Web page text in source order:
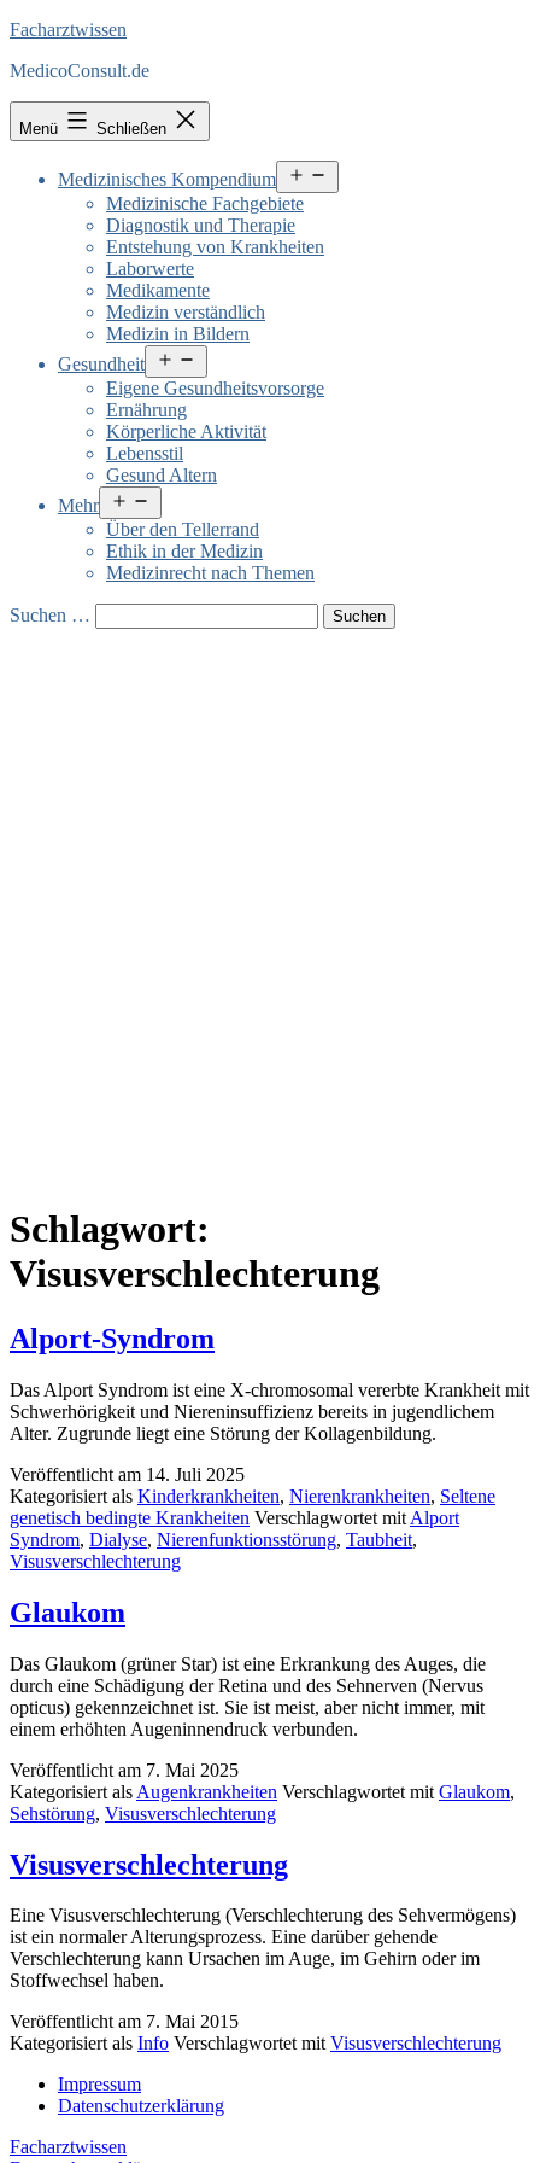
Facharztwissen
MedicoConsult.de
Menü Schließen
Medizinisches Kompendium
öffnen
Medizinische Fachgebiete
Diagnostik und Therapie
Entstehung von Krankheiten
Laborwerte
Medikamente
Medizin verständlich
Medizin in Bildern
Gesundheit
öffnen
Eigene Gesundheitsvorsorge
Ernährung
Körperliche Aktivität
Lebensstil
Gesund Altern
Mehr
öffnen
Über den Tellerrand
Ethik in der Medizin
Medizinrecht nach Themen
Suchen …
Schlagwort:
Visusverschlechterung
Alport-Syndrom
Das Alport Syndrom ist eine X-chromosomal vererbte Krankheit mit
Schwerhörigkeit und Niereninsuffizienz bereits in jugendlichem
Alter. Zugrunde liegt eine Störung der Kollagenbildung.
Veröffentlicht am 14. Juli 2025
Kategorisiert als Kinderkrankheiten, Nierenkrankheiten, Seltene
genetisch bedingte Krankheiten Verschlagwortet mit Alport
Syndrom, Dialyse, Nierenfunktionsstörung, Taubheit,
Visusverschlechterung
Glaukom
Das Glaukom (grüner Star) ist eine Erkrankung des Auges, die
durch eine Schädigung der Retina und des Sehnerven (Nervus
opticus) gekennzeichnet ist. Sie ist meist, aber nicht immer, mit
einem erhöhten Augeninnendruck verbunden.
Veröffentlicht am 7. Mai 2025
Kategorisiert als Augenkrankheiten Verschlagwortet mit Glaukom,
Sehstörung, Visusverschlechterung
Visusverschlechterung
Eine Visusverschlechterung (Verschlechterung des Sehvermögens)
ist ein normaler Alterungsprozess. Eine darüber gehende
Verschlechterung kann Ursachen im Auge, im Gehirn oder im
Stoffwechsel haben.
Veröffentlicht am 7. Mai 2015
Kategorisiert als Info Verschlagwortet mitVisusverschlechterung
Impressum
Datenschutzerklärung
Facharztwissen